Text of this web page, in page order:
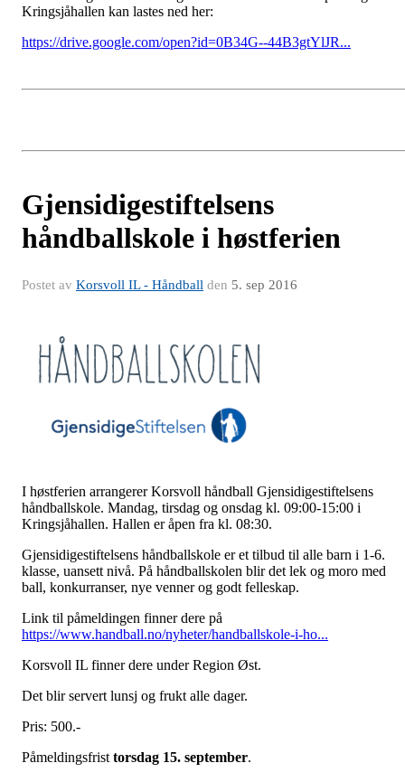
Kringsjåhallen kan lastes ned her:
https://drive.google.com/open?id=0B34G--44B3gtYlJR...
Gjensidigestiftelsens
håndballskole i høstferien
Postet av Korsvoll IL - Håndball den 5. sep 2016
I høstferien arrangerer Korsvoll håndball Gjensidigestiftelsens
håndballskole. Mandag, tirsdag og onsdag kl. 09:00-15:00 i
Kringsjåhallen. Hallen er åpen fra kl. 08:30.
Gjensidigestiftelsens håndballskole er et tilbud til alle barn i 1-6.
klasse, uansett nivå. På håndballskolen blir det lek og moro med
ball, konkurranser, nye venner og godt felleskap.
Link til påmeldingen finner dere på
https://www.handball.no/nyheter/handballskole-i-ho...
Korsvoll IL finner dere under Region Øst.
Det blir servert lunsj og frukt alle dager.
Pris: 500.-
Påmeldingsfrist torsdag 15. september.